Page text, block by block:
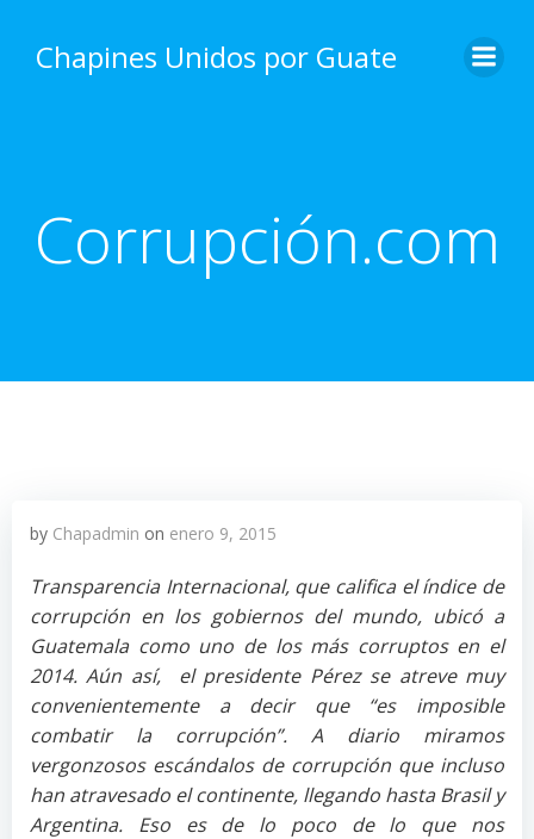
content
Chapines Unidos por Guate
Corrupción.com
by Chapadmin on enero 9, 2015
Transparencia Internacional, que califica el índice de
corrupción en los gobiernos del mundo, ubicó a
Guatemala como uno de los más corruptos en el
2014. Aún así, el presidente Pérez se atreve muy
convenientemente a decir que “es imposible
combatir la corrupción”. A diario miramos
vergonzosos escándalos de corrupción que incluso
han atravesado el continente, llegando hasta Brasil y
Argentina. Eso es de lo poco de lo que nos